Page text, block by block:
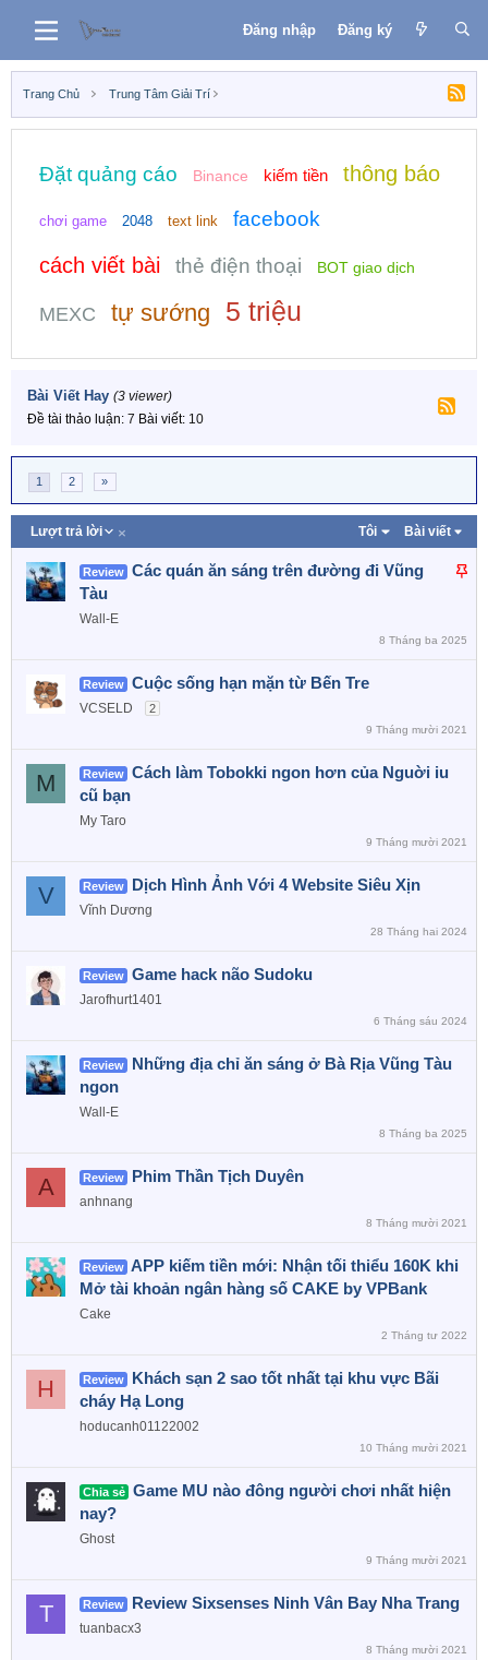
Đăng nhập Đăng ký
Trang Chủ Trung Tâm Giải Trí
Đặt quảng cáo Binance kiếm tiền thông báo
chơi game 2048 text link facebook
cách viết bài thẻ điện thoại BOT giao dịch
MEXC tự sướng 5 triệu
Bài Viết Hay (3 viewer)
Đề tài thảo luận 7 Bài viết 10
1 2 »
Lượt trả lời
G
i
ả
m
d
Tôi Bài viết
D
ê
o
Review Các quán ăn sáng trên đường đi Vũng
Tàu
Wall-E
8 Tháng ba 2025
Review Cuộc sống hạn mặn từ Bến Tre
VCSELD 2
9 Tháng mười 2021
M Review Cách làm Tobokki ngon hơn của Nguời iu
cũ bạn
My Taro
9 Tháng mười 2021
V Review Dịch Hình Ảnh Với 4 Website Siêu Xịn
Vĩnh Dương
28 Tháng hai 2024
Review Game hack não Sudoku
Jarofhurt1401
6 Tháng sáu 2024
Review
Những địa chỉ ăn sáng ở Bà Rịa Vũng Tàu
ngon
Wall-E
8 Tháng ba 2025
A Review Phim Thần Tịch Duyên
anhnang
8 Tháng mười 2021
Review APP kiếm tiền mới: Nhận tối thiểu 160K khi
Mở tài khoản ngân hàng số CAKE by VPBank
Cake
2 Tháng tư 2022
H Review
Khách sạn 2 sao tốt nhất tại khu vực Bãi
cháy Hạ Long
hoducanh01122002
10 Tháng mười 2021
Chia sẻ Game MU nào đông người chơi nhất hiện
nay?
Ghost
9 Tháng mười 2021
T Review Review Sixsenses Ninh Vân Bay Nha Trang
tuanbacx3
8 Tháng mười 2021